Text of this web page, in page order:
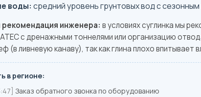
воды: средний уровень грунтовых вод с
рекомендация инженера: в условиях суглинка мы
с дренажными тоннелями или организацию
(в ливневую канаву), так как глина плохо впитывает
в регионе:
Заказ обратного звонка по оборудованию